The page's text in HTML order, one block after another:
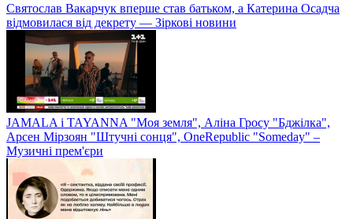
Святослав Вакарчук вперше став батьком, а Катерина Осадча
відмовилася від декрету — Зіркові новини
JAMALA і TAYANNA "Моя земля", Аліна Гросу "Бджілка",
Арсен Мірзоян "Штучні сонця", OneRepublic "Someday" –
Музичні прем'єри